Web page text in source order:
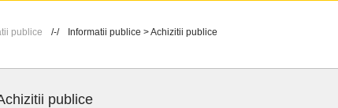
publice Informatii publice > Achizitii publice
publice